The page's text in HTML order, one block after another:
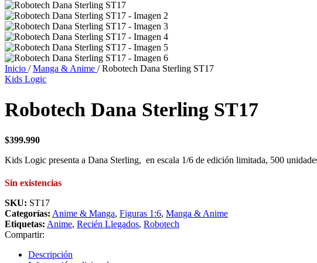
Inicio / Manga & Anime / Robotech Dana Sterling ST17
Kids Logic
Robotech Dana Sterling ST17
$399.990
Kids Logic presenta a Dana Sterling, en escala 1/6 de edición limitada, 500
Sin existencias
SKU: ST17
Categorías: Anime & Manga, Figuras 1:6, Manga & Anime
Etiquetas: Anime, Recién Llegados, Robotech
Compartir:
Descripción